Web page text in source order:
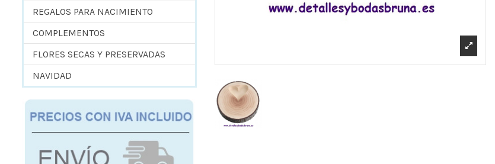
REGALOS PARA NACIMIENTO
COMPLEMENTOS
FLORES SECAS Y PRESERVADAS
NAVIDAD